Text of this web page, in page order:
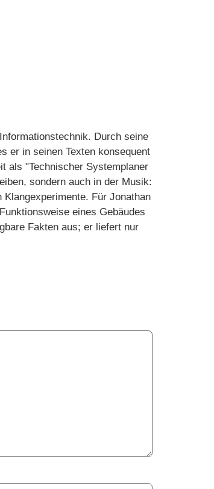
Durch seine
er in seinen Texten konsequent
als "Technischer Systemplaner
sondern auch in der Musik:
Klangexperimente. Für Jonathan
eines Gebäudes
Fakten aus; er liefert nur